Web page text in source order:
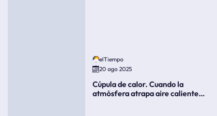
elTiempo
20 ago 2025
Cúpula de calor. Cuando la
atmósfera atrapa aire caliente